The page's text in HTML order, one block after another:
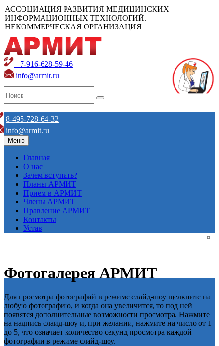
АССОЦИАЦИЯ РАЗВИТИЯ МЕДИЦИНСКИХ
ИНФОРМАЦИОННЫХ ТЕХНОЛОГИЙ.
НЕКОММЕРЧЕСКАЯ ОРГАНИЗАЦИЯ
+7-916-628-59-46
info@armit.ru
8-495-728-64-32
info@armit.ru
Меню
Главная
О нас
Зачем вступать?
Планы АРМИТ
Прием в АРМИТ
Члены АРМИТ
Правление АРМИТ
Контакты
Устав
Фотогалерея АРМИТ
Для просмотра фотографий в режиме слайд-шоу щелкните на
любую фотографию, и когда она увеличится, то под ней
появятся дополнительные возможности просмотра. Нажмите
на надпись слайд-шоу и, при желании, нажмите на число от 1
до 5, что означает количество секунд просмотра каждой
фотографии в режиме слайд-шоу.